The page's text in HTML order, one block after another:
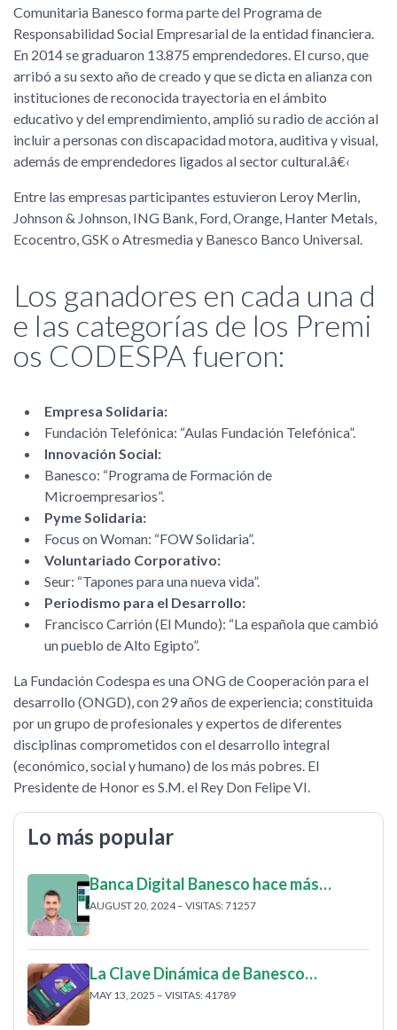
Comunitaria Banesco forma parte del Programa de
Responsabilidad Social Empresarial de la entidad financiera.
En 2014 se graduaron 13.875 emprendedores. El curso, que
arribó a su sexto año de creado y que se dicta en alianza con
instituciones de reconocida trayectoria en el ámbito
educativo y del emprendimiento, amplió su radio de acción al
incluir a personas con discapacidad motora, auditiva y visual,
además de emprendedores ligados al sector cultural.â€‹
Entre las empresas participantes estuvieron Leroy Merlin,
Johnson & Johnson, ING Bank, Ford, Orange, Hanter Metals,
Ecocentro, GSK o Atresmedia y Banesco Banco Universal.
Los ganadores en cada una d
e las categorías de los Premi
os CODESPA fueron:
Empresa Solidaria:
Fundación Telefónica: “Aulas Fundación Telefónica”.
Innovación Social:
Banesco: “Programa de Formación de
Microempresarios”.
Pyme Solidaria:
Focus on Woman: “FOW Solidaria”.
Voluntariado Corporativo:
Seur: “Tapones para una nueva vida”.
Periodismo para el Desarrollo:
Francisco Carrión (El Mundo): “La española que cambió
un pueblo de Alto Egipto”.
La Fundación Codespa es una ONG de Cooperación para el
desarrollo (ONGD), con 29 años de experiencia; constituida
por un grupo de profesionales y expertos de diferentes
disciplinas comprometidos con el desarrollo integral
(económico, social y humano) de los más pobres. El
Presidente de Honor es S.M. el Rey Don Felipe VI.
Lo más popular
Banca Digital Banesco hace más…
AUGUST 20, 2024 – VISITAS: 71257
La Clave Dinámica de Banesco…
MAY 13, 2025 – VISITAS: 41789